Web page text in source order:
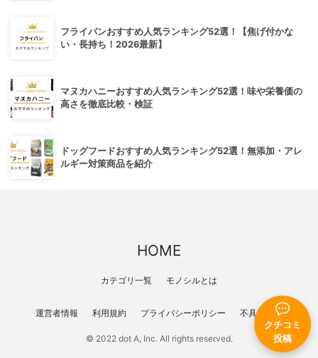
クチコミ
投稿
フライパンおすすめ人気ランキング52選！【焦げ付かな
い・長持ち！2026最新】
マヌカハニーおすすめ人気ランキング52選！味や栄養価の
高さを徹底比較・検証
ドッグフードおすすめ人気ランキング52選！無添加・アレ
ルギー対策商品を紹介
HOME
カテゴリ一覧 モノシルとは
運営者情報 利用規約 プライバシーポリシー 不具合報告
© 2022 dot A, Inc. All rights reserved.